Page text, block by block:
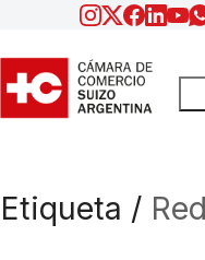
Etiqueta /